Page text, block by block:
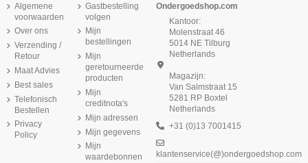
Algemene
voorwaarden
Over ons
Verzending /
Retour
Maat Advies
Best sales
Telefonisch
Bestellen
Privacy
Policy
Gastbestelling
volgen
Mijn
bestellingen
Mijn
geretourneerde
producten
Mijn
creditnota's
Mijn adressen
Mijn gegevens
Mijn
waardebonnen
Ondergoedshop.com
Kantoor:
Molenstraat 46
5014 NE Tilburg
Netherlands
Magazijn:
Van Salmstraat 15
5281 RP Boxtel
Netherlands
+31 (0)13 7001415
klantenservice(@)ondergoedshop.com